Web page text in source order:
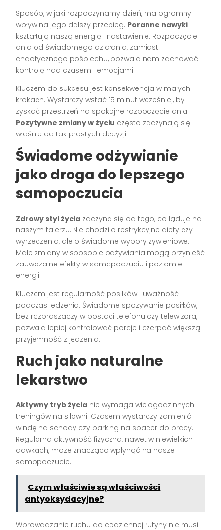
Sposób, w jaki rozpoczynamy dzień, ma ogromny
wpływ na jego dalszy przebieg. Poranne nawyki
kształtują naszą energię i nastawienie. Rozpoczęcie
dnia od świadomego działania, zamiast
chaotycznego pośpiechu, pozwala nam zachować
kontrolę nad czasem i emocjami.
Kluczem do sukcesu jest konsekwencja w małych
krokach. Wystarczy wstać 15 minut wcześniej, by
zyskać przestrzeń na spokojne rozpoczęcie dnia.
Pozytywne zmiany w życiu często zaczynają się
właśnie od tak prostych decyzji.
Świadome odżywianie
jako droga do lepszego
samopoczucia
Zdrowy styl życia zaczyna się od tego, co ląduje na
naszym talerzu. Nie chodzi o restrykcyjne diety czy
wyrzeczenia, ale o świadome wybory żywieniowe.
Małe zmiany w sposobie odżywiania mogą przynieść
zauważalne efekty w samopoczuciu i poziomie
energii.
Kluczem jest regularność posiłków i uważność
podczas jedzenia. Świadome spożywanie posiłków,
bez rozpraszaczy w postaci telefonu czy telewizora,
pozwala lepiej kontrolować porcje i czerpać większą
przyjemność z jedzenia.
Ruch jako naturalne
lekarstwo
Aktywny tryb życia nie wymaga wielogodzinnych
treningów na siłowni. Czasem wystarczy zamienić
windę na schody czy parking na spacer do pracy.
Regularna aktywność fizyczna, nawet w niewielkich
dawkach, może znacząco wpłynąć na nasze
samopoczucie.
Czym właściwie są właściwości
antyoksydacyjne?
Wprowadzanie ruchu do codziennej rutyny nie musi